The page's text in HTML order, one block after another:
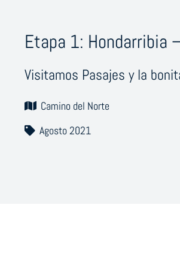
Etapa 1: Hondarribia
Visitamos Pasajes y la
Camino del Norte
Agosto 2021